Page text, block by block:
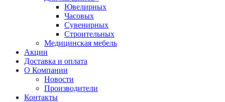
Ювелирных
Часовых
Сувенирных
Строительных
Медицинская мебель
Акции
Доставка и оплата
О Компании
Новости
Производители
Контакты